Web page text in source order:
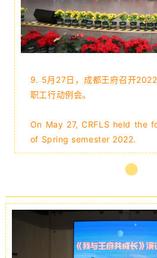
9. 5月27日，成都王府召开
职工行动例会。
On May 27, CRFLS held the
of Spring semester 2022.